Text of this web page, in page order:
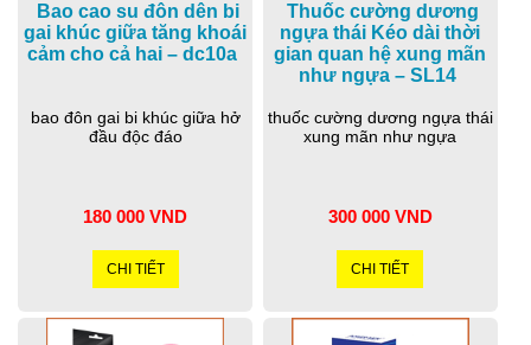
Bao cao su đôn dên bi
gai khúc giữa tăng khoái
cảm cho cả hai – dc10a
bao đôn gai bi khúc giữa hở
đầu độc đáo
180 000 VND
CHI TIẾT
Thuốc cường dương
ngựa thái Kéo dài thời
gian quan hệ xung mãn
như ngựa – SL14
thuốc cường dương ngựa thái
xung mãn như ngựa
300 000 VND
CHI TIẾT